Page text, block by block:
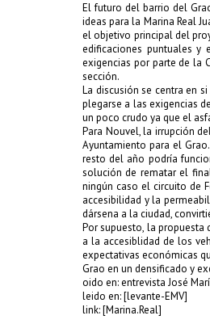
El futuro del barrio del
ideas para la Marina Real
el objetivo principal del
edificaciones puntuales
exigencias por parte de la
sección.
La discusión se centra en
plegarse a las exigencias
un poco crudo ya que el
Para Nouvel, la irrupción
Ayuntamiento para el
resto del año podría
solución de rematar el
ningún caso el circuito de
accesibilidad y la
dársena a la ciudad,
Por supuesto, la
a la accesiblidad de los
expectativas económicas
Grao en un densificado y
oido en:entrevista José
leido en:[levante-EMV]
link:[Marina.Real]